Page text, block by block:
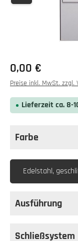
0,00 €
Preise inkl. MwSt. zzgl.
Lieferzeit ca. 8-
Farbe
Farbe
Edelstahl,
Ausführung
Schließsystem